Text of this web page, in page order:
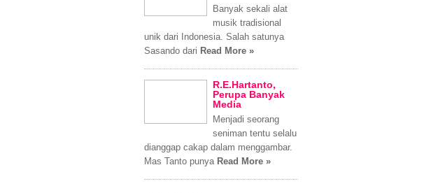
Banyak sekali alat
musik tradisional
unik dari Indonesia. Salah satunya
Sasando dari Read More »
R.E.Hartanto,
Perupa Banyak
Media
Menjadi seorang
seniman tentu selalu
dianggap cakap dalam menggambar.
Mas Tanto punya Read More »